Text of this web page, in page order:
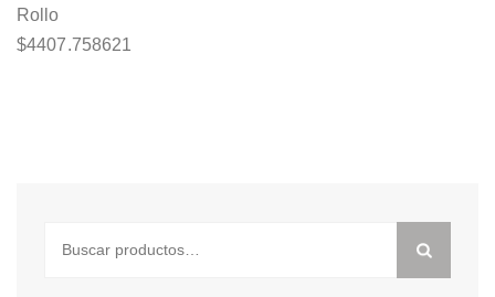
Rollo
$4407.758621